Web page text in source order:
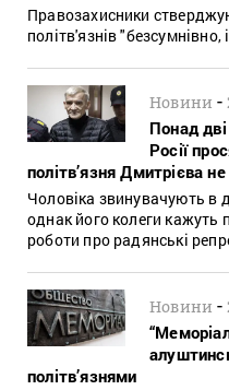
Правозахисники
політв'язнів
Новини -
Понад
Росії
політв’язня Дмитрієва не
Чоловіка звинувачують в
однак його колеги кажуть
роботи про радянські
Новини -
політв’язнями